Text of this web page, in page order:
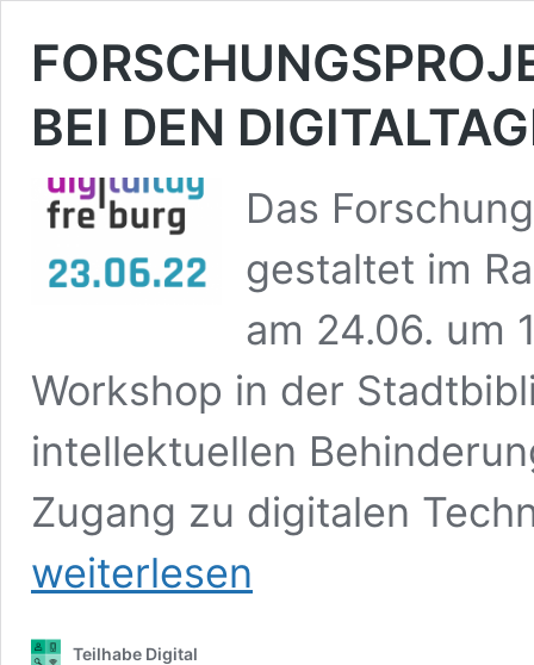
BEI DEN
Das
gestaltet im
am 24.06. um
Workshop in der
intellektuellen
Zugang zu digitalen
weiterlesen
Teilhabe Digital